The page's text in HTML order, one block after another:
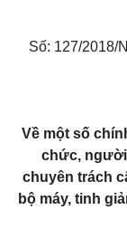
Số: 127/2018/
Về một số
chức,
chuyên trách
bộ máy, tinh